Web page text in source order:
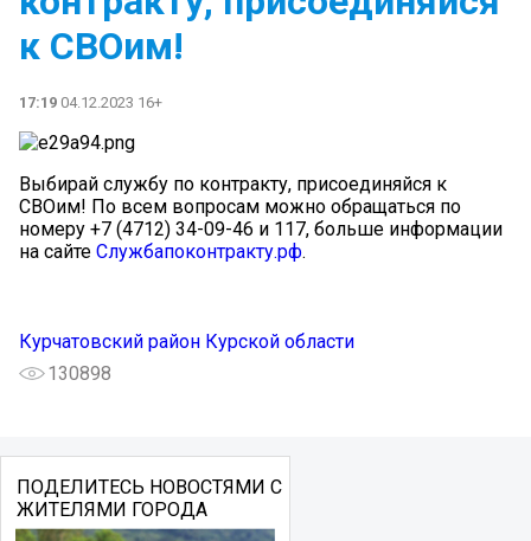
к СВОим!
17:19 04.12.2023 16+
Выбирай службу по контракту, присоединяйся к
СВОим! По всем вопросам можно обращаться по
номеру +7 (4712) 34-09-46 и 117, больше информации
на сайте Службапоконтракту.рф.
Курчатовский район Курской области
130898
ПОДЕЛИТЕСЬ НОВОСТЯМИ С
ЖИТЕЛЯМИ ГОРОДА